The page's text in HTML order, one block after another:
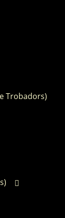
Trobadors)